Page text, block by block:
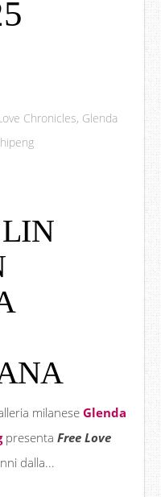
Chronicles, Glenda
milanese Glenda
presenta Free Love
dalla...